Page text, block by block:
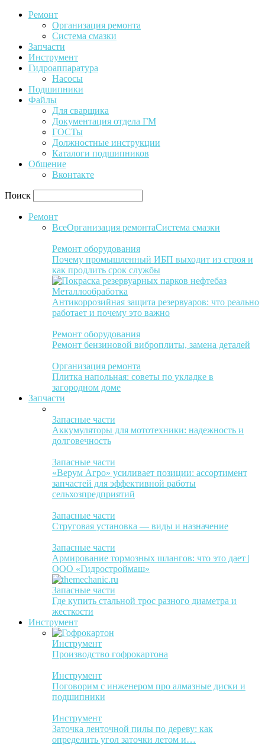
Ремонт
Организация ремонта
Система смазки
Запчасти
Инструмент
Гидроаппаратура
Насосы
Подшипники
Файлы
Для сварщика
Документация отдела ГМ
ГОСТы
Должностные инструкции
Каталоги подшипников
Общение
Вконтакте
Поиск
Ремонт
ВсеОрганизация ремонтаСистема смазки
Ремонт оборудования
Почему промышленный ИБП выходит из строя и
как продлить срок службы
Металлообработка
Антикоррозийная защита резервуаров: что реально
работает и почему это важно
Ремонт оборудования
Ремонт бензиновой виброплиты, замена деталей
Организация ремонта
Плитка напольная: советы по укладке в
загородном доме
Запчасти
Запасные части
Аккумуляторы для мототехники: надежность и
долговечность
Запасные части
«Верум Агро» усиливает позиции: ассортимент
запчастей для эффективной работы
сельхозпредприятий
Запасные части
Струговая установка — виды и назначение
Запасные части
Армирование тормозных шлангов: что это дает |
ООО «Гидростроймаш»
Запасные части
Где купить стальной трос разного диаметра и
жесткости
Инструмент
Инструмент
Производство гофрокартона
Инструмент
Поговорим с инженером про алмазные диски и
подшипники
Инструмент
Заточка ленточной пилы по дереву: как
определить угол заточки летом и…